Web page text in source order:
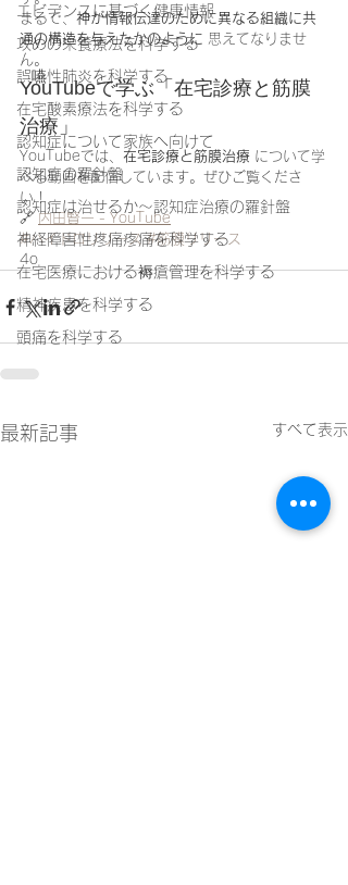
エビデンスに基づく健康情報
攻めの栄養療法を科学する
誤嚥性肺炎を科学する
在宅酸素療法を科学する
認知症について家族へ向けて
認知症の羅針盤
認知症は治せるか～認知症治療の羅針盤
神経障害性疼痛疼痛を科学する
在宅医療における褥瘡管理を科学する
精神疾患を科学する
頭痛を科学する
まるで、 神が情報伝達のために異なる組織に共
通の構造を与えたかのように 思えてなりませ
ん。
YouTubeで学ぶ「在宅診療と筋膜
治療」
YouTubeでは、 在宅診療と筋膜治療 について学
べる動画を配信しています。ぜひご覧くださ
い！
🔗 内田賢一 - YouTube
#ハイドロリリース #筋膜リリース
4o
最新記事 すべて表示